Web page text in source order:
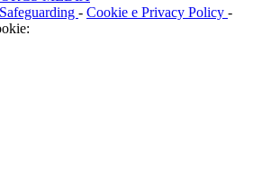
Safeguarding - Cookie e Privacy Policy -